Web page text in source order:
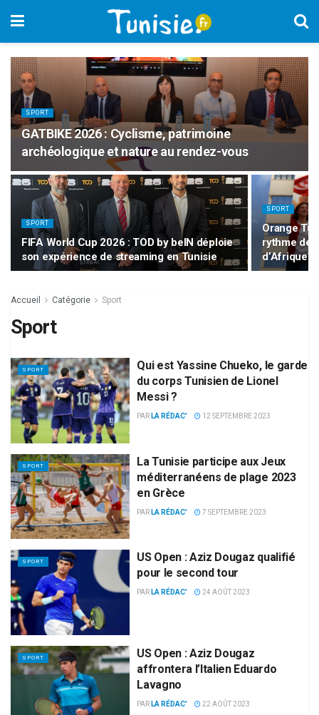
SPORT
GATBIKE 2026 : Cyclisme, patrimoine
archéologique et nature au rendez-vous
SPORT
FIFA World Cup 2026 : TOD by beIN déploie
son expérience de streaming en Tunisie
SPORT
Orange
rythme de
d’Afrique
Accueil Catégorie Sport
Sport
SPORT
Qui est Yassine Chueko, le garde
du corps Tunisien de Lionel
Messi ?
PAR LA RÉDAC' 12 SEPTEMBRE 2023
SPORT
La Tunisie participe aux Jeux
méditerranéens de plage 2023
en Grèce
PAR LA RÉDAC' 7 SEPTEMBRE 2023
SPORT
US Open : Aziz Dougaz qualifié
pour le second tour
PAR LA RÉDAC' 24 AOÛT 2023
SPORT
US Open : Aziz Dougaz
affrontera l’Italien Eduardo
Lavagno
PAR LA RÉDAC' 22 AOÛT 2023